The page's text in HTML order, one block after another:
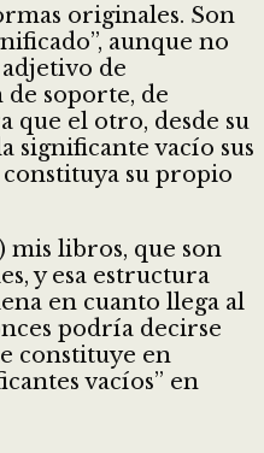
originales. Son
aunque no
de
de soporte, de
que el otro, desde su
significante vacío sus
su propio
mis libros, que son
y esa estructura
en cuanto llega al
podría decirse
constituye en
vacíos” en